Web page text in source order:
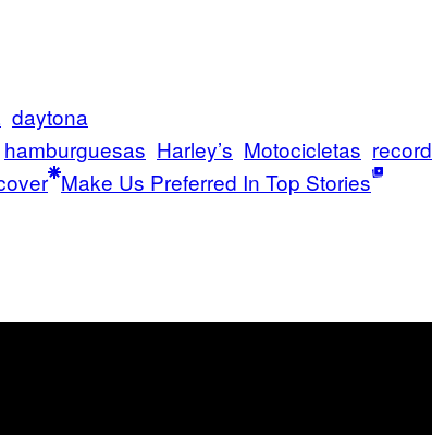
daytona
hamburguesas Harley’s Motocicletas
Make Us Preferred In Top Stories